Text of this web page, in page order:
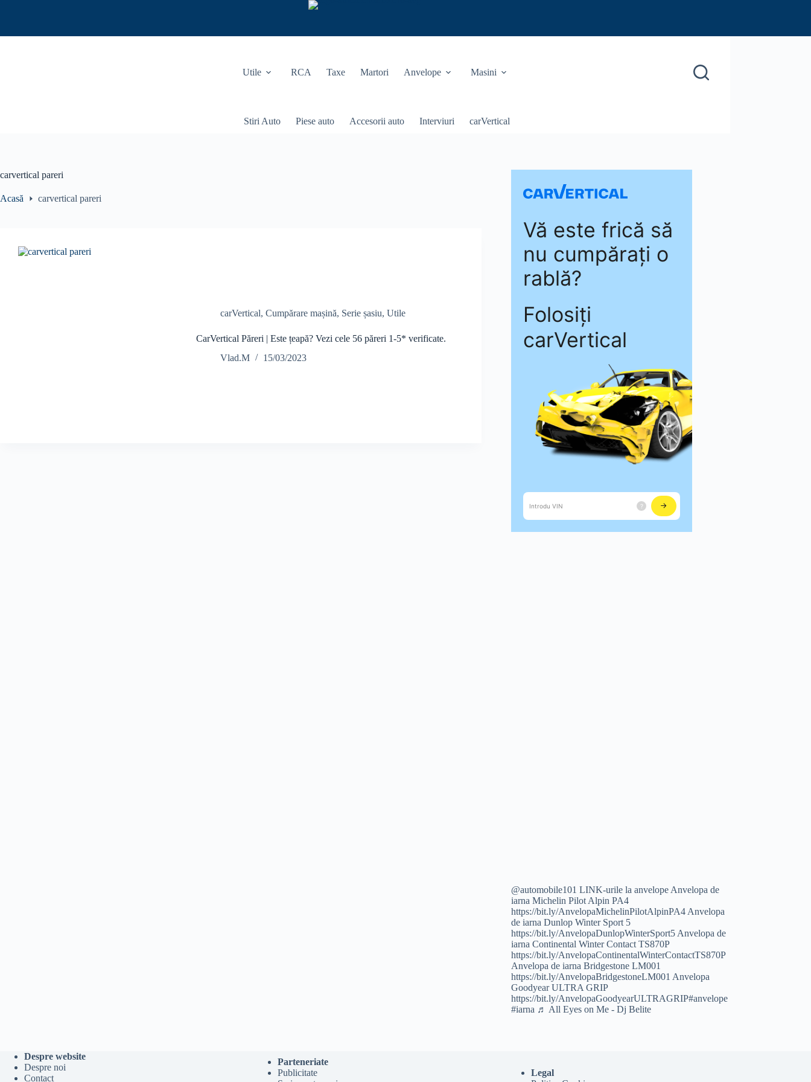
Utile RCA Taxe Martori Anvelope Masini
Stiri Auto Piese auto Accesorii auto Interviuri carVertical
carvertical pareri
Acasă carvertical pareri
carVertical,Cumpărare mașină, Serie șasiu,Utile
CarVertical Păreri | Este țeapă? Vezi cele 56 păreri 1-5* verificate.
Vlad.M
15/03/2023
@automobile101 LINK-urile la anvelope Anvelopa de
iarna Michelin Pilot Alpin PA4
https://bit.ly/AnvelopaMichelinPilotAlpinPA4 Anvelopa
de iarna Dunlop Winter Sport 5
https://bit.ly/AnvelopaDunlopWinterSport5 Anvelopa de
iarna Continental Winter Contact TS870P
https://bit.ly/AnvelopaContinentalWinterContactTS870P
Anvelopa de iarna Bridgestone LM001
https://bit.ly/AnvelopaBridgestoneLM001 Anvelopa
Goodyear ULTRA GRIP
https://bit.ly/AnvelopaGoodyearULTRAGRIP#anvelope
#iarna ♬ All Eyes on Me - Dj Belite
Despre website
Despre noi
Contact
Parteneriate
Publicitate
Legal